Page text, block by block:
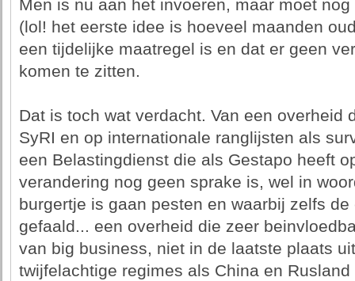
Men is nu aan het invoeren, maar moet
(lol! het eerste idee is hoeveel maanden
een tijdelijke maatregel is en dat er geen
komen te zitten.
Dat is toch wat verdacht. Van een overheid
SyRI en op internationale ranglijsten als
een Belastingdienst die als Gestapo heeft
verandering nog geen sprake is, wel in
burgertje is gaan pesten en waarbij zelfs
gefaald... een overheid die zeer
van big business, niet in de laatste plaats
twijfelachtige regimes als China en